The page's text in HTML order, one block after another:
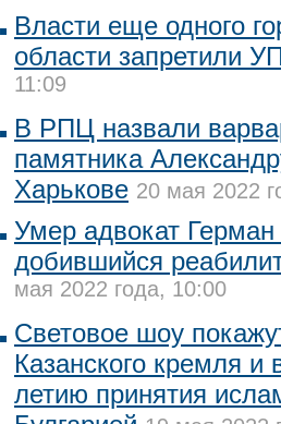
Власти еще одного
области запретили
11:09
В РПЦ назвали
памятника
Харькове 20 мая 2022
Умер адвокат
добившийся
мая 2022 года, 10:00
Световое шоу
Казанского кремля и
летию принятия